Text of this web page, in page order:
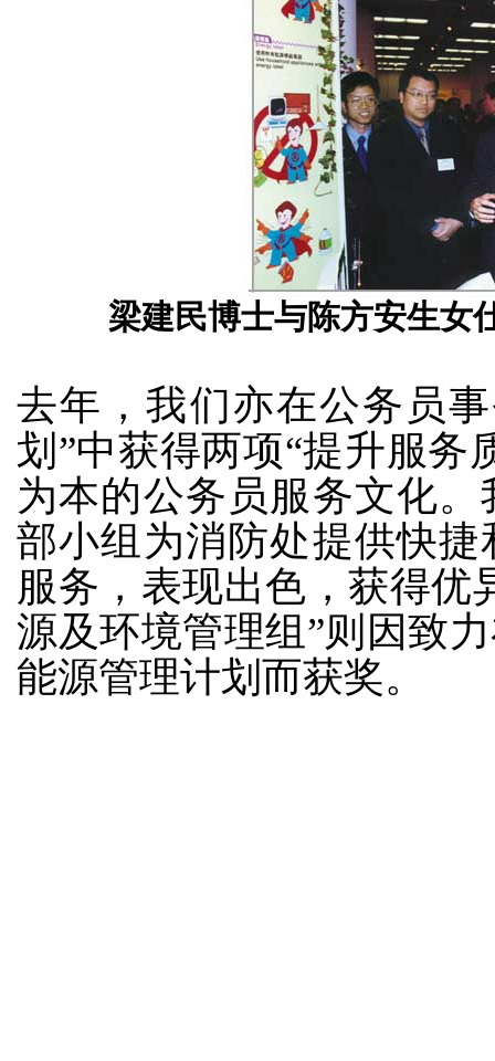
梁建民博士与陈方安生女
去年，我们亦在公务员
划”中获得两项“提升服务
为本的公务员服务文化
部小组为消防处提供快
服务，表现出色，获得优
源及环境管理组”则因致
能源管理计划而获奖。